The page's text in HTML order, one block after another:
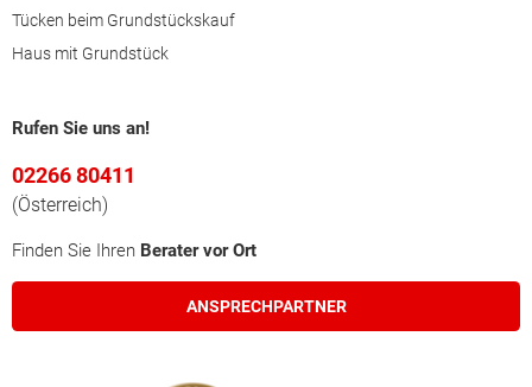
Linz-Land
Ried im Innkreis
Rohrbach
Tücken beim Grundstückskauf
Haus mit Grundstück
Rufen Sie uns an!
02266 80411
(Österreich)
Finden Sie Ihren Berater vor Ort
ANSPRECHPARTNER